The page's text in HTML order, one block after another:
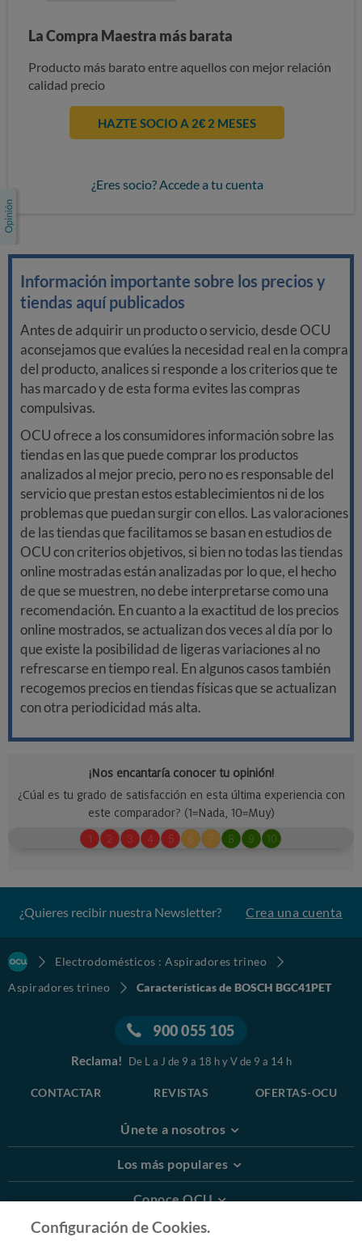
La Compra Maestra más barata
Producto más barato entre aquellos con mejor relación
calidad precio
HAZTE SOCIO A 2€ 2 MESES
¿Eres socio? Accede a tu cuenta
Información importante sobre los precios y
tiendas aquí publicados
Antes de adquirir un producto o servicio, desde OCU
aconsejamos que evalúes la necesidad real en la compra
del producto, analices si responde a los criterios que te
has marcado y de esta forma evites las compras
compulsivas.
OCU ofrece a los consumidores información sobre las
tiendas en las que puede comprar los productos
analizados al mejor precio, pero no es responsable del
servicio que prestan estos establecimientos ni de los
problemas que puedan surgir con ellos. Las valoraciones
de las tiendas que facilitamos se basan en estudios de
OCU con criterios objetivos, si bien no todas las tiendas
online mostradas están analizadas por lo que, el hecho
de que se muestren, no debe interpretarse como una
recomendación. En cuanto a la exactitud de los precios
online mostrados, se actualizan dos veces al día por lo
que existe la posibilidad de ligeras variaciones al no
refrescarse en tiempo real. En algunos casos también
recogemos precios en tiendas físicas que se actualizan
con otra periodicidad más alta.
¿Quieres recibir nuestra Newsletter? Crea una cuenta
Electrodomésticos : Aspiradores trineo
Aspiradores trineo
Características de BOSCH BGC41PET
900 055 105
Reclama! De L a J de 9 a 18 h y V de 9 a 14 h
CONTACTAR REVISTAS OFERTAS-OCU
Únete a nosotros
Los más populares
Conoce OCU
Más Información
Configuración de Cookies.